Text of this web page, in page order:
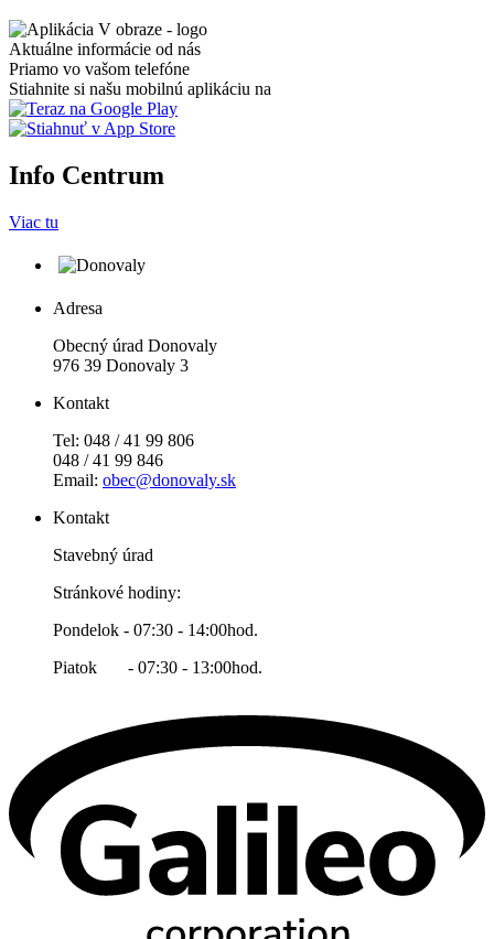
Aktuálne informácie od nás
Priamo vo vašom telefóne
Stiahnite si našu mobilnú aplikáciu na
Info Centrum
Viac tu
Adresa
Obecný úrad Donovaly
976 39 Donovaly 3
Kontakt
Tel: 048 / 41 99 806
048 / 41 99 846
Email: obec@donovaly.sk
Kontakt
Stavebný úrad
Stránkové hodiny:
Pondelok - 07:30 - 14:00hod.
Piatok - 07:30 - 13:00hod.